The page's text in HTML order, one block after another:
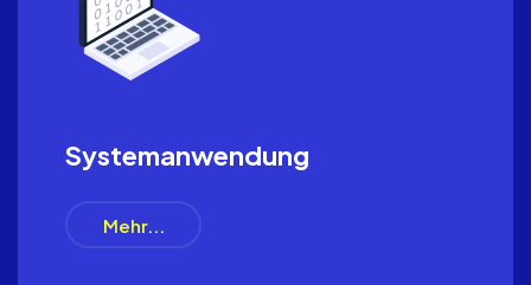
Systemanwendung
Mehr...